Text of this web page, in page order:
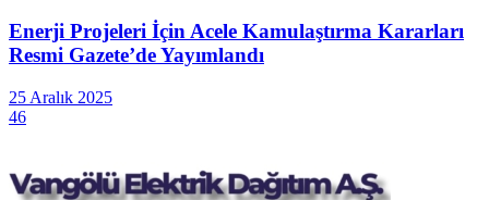
Enerji Projeleri İçin Acele Kamulaştırma Kararları
Resmi Gazete’de Yayımlandı
25 Aralık 2025
46